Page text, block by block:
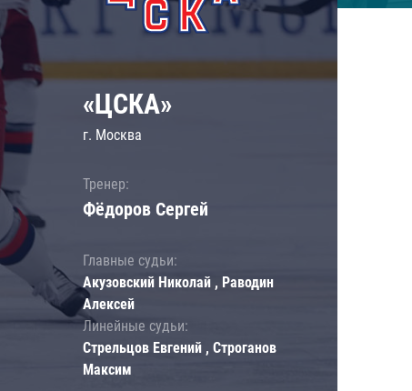
«ЦСКА»
г. Москва
Тренер:
Фёдоров Сергей
Главные судьи:
Акузовский Николай , Раводин
Алексей
Линейные судьи:
Стрельцов Евгений , Строганов
Максим